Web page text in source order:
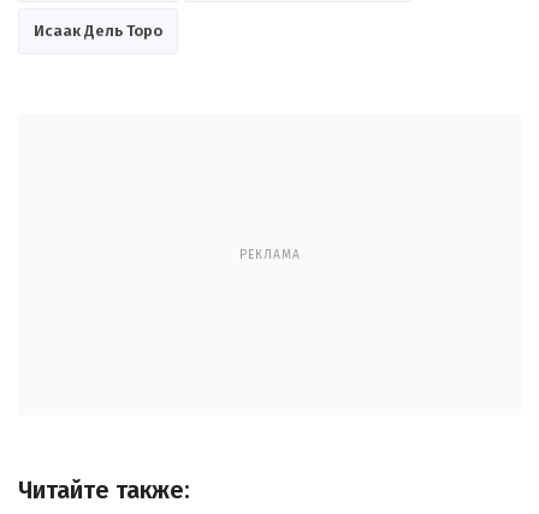
Исаак Дель Торо
РЕКЛАМА
Читайте также: